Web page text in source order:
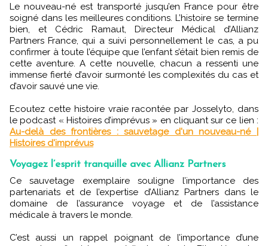
Le nouveau-né est transporté jusqu’en France pour être
soigné dans les meilleures conditions. L’histoire se termine
bien, et Cédric Ramaut, Directeur Médical d’Allianz
Partners France, qui a suivi personnellement le cas, a pu
confirmer à toute l’équipe que l’enfant s’était bien remis de
cette aventure. A cette nouvelle, chacun a ressenti une
immense fierté d’avoir surmonté les complexités du cas et
d’avoir sauvé une vie.
Ecoutez cette histoire vraie racontée par Josselyto, dans
le podcast « Histoires d’imprévus » en cliquant sur ce lien :
Au-delà des frontières : sauvetage d'un nouveau-né |
Histoires d'imprévus
Voyagez l’esprit tranquille avec Allianz Partners
Ce sauvetage exemplaire souligne l’importance des
partenariats et de l’expertise d’Allianz Partners dans le
domaine de l’assurance voyage et de l’assistance
médicale à travers le monde.
C’est aussi un rappel poignant de l’importance d’une